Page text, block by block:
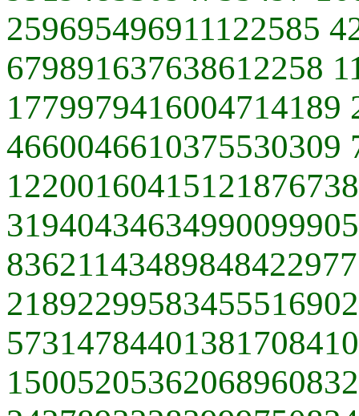
259695496911122585
679891637638612258
1779979416004714189
4660046610375530309